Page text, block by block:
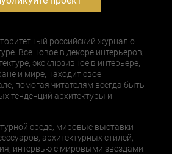
российский журнал о
Все новое в декоре интерьеров,
эксклюзивное в интерьере,
и мире, находит свое
помогая читателям всегда быть
тенденций архитектуры и
среде, мировые выставки
архитектурных стилей,
интервью с мировыми звездами